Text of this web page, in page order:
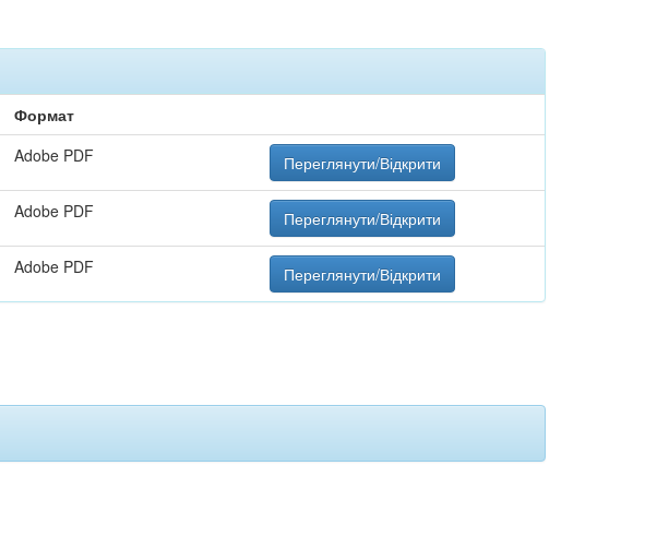
Формат
Adobe PDF Переглянути/Відкрити
Adobe PDF Переглянути/Відкрити
Adobe PDF Переглянути/Відкрити